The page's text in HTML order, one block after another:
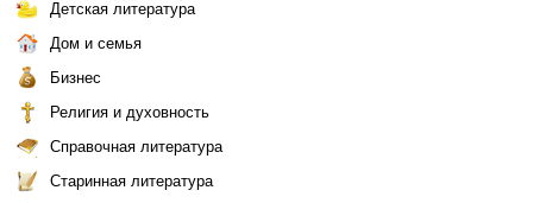
Детская литература
Дом и семья
Бизнес
Религия и духовность
Справочная литература
Старинная литература